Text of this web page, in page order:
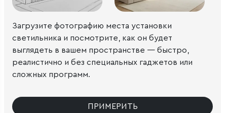
Загрузите фотографию места установки
светильника и посмотрите, как он будет
выглядеть в вашем пространстве — быстро,
реалистично и без специальных гаджетов или
сложных программ.
ПРИМЕРИТЬ